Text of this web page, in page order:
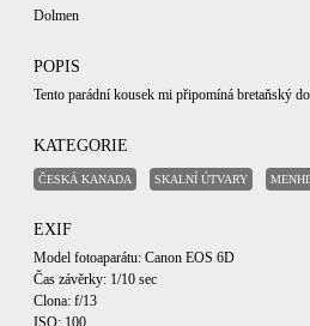
Dolmen
POPIS
Tento parádní kousek mi připomíná bretaňský
KATEGORIE
ČESKÁ KANADA SKALNÍ ÚTVARY
EXIF
Model fotoaparátu: Canon EOS 6D
Čas závěrky: 1/10 sec
Clona: f/13